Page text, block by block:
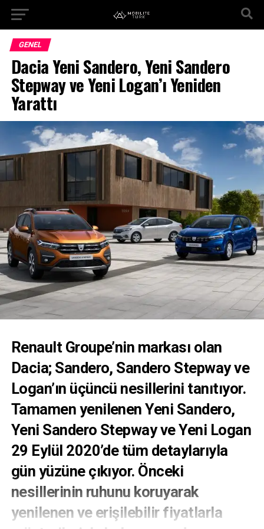
GENEL
Dacia Yeni Sandero, Yeni Sandero
Stepway ve Yeni Logan’ı Yeniden
Yarattı
Renault Groupe’nin markası olan
Dacia; Sandero, Sandero Stepway ve
Logan’ın üçüncü nesillerini tanıtıyor.
Tamamen yenilenen Yeni Sandero,
Yeni Sandero Stepway ve Yeni Logan
29 Eylül 2020’de tüm detaylarıyla
gün yüzüne çıkıyor. Önceki
nesillerinin ruhunu koruyarak
yenilenen ve erişilebilir fiyatlarla